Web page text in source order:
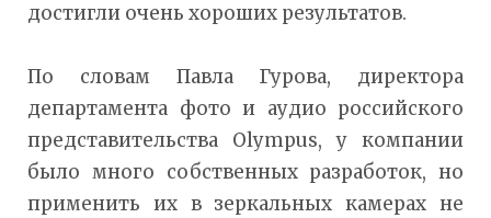
достигли очень хороших результатов.
По словам Павла Гурова, директора
департамента фото и аудио российского
представительства Olympus, у компании
было много собственных разработок, но
применить их в зеркальных камерах не